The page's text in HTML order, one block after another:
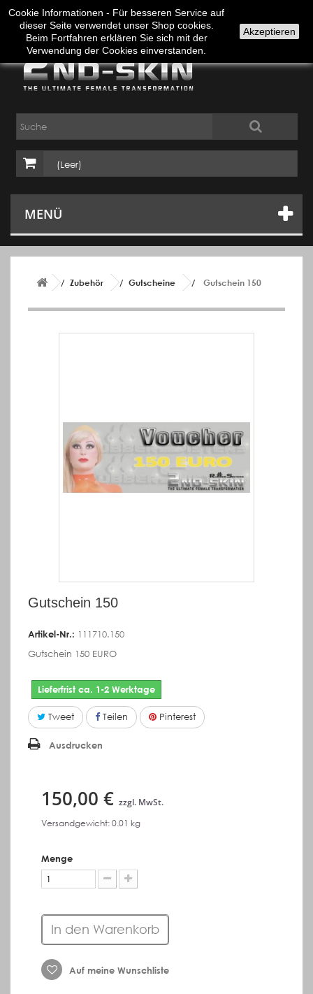
Anmelden Deutsch
(Leer)
MENÜ
Zubehör Gutscheine Gutschein 150
Gutschein 150
Artikel-Nr.: 111710.150
Gutschein 150 EURO
Lieferfrist ca. 1-2 Werktage
Tweet Teilen Pinterest
Ausdrucken
150,00 € zzgl. MwSt.
Versandgewicht: 0.01 kg
Menge
In den Warenkorb
Auf meine Wunschliste
Cookie Informationen - Für besseren Service auf
dieser Seite verwendet unser Shop cookies.
Beim Fortfahren erklären Sie sich mit der
Verwendung der Cookies einverstanden.
Akzeptieren